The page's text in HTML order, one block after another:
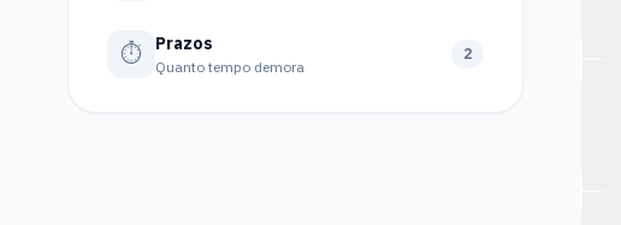
⏱️ Prazos
Quanto tempo demora
2